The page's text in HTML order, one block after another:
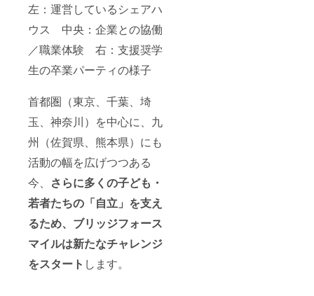
左：運営しているシェアハ
ウス 中央：企業との協働
／職業体験 右：支援奨学
生の卒業パーティの様子
首都圏（東京、千葉、埼
玉、神奈川）を中心に、九
州（佐賀県、熊本県）にも
活動の幅を広げつつある
今、 さらに多くの子ども・
若者たちの「自立」を支え
るため、ブリッジフォース
マイルは新たなチャレンジ
をスタート します。